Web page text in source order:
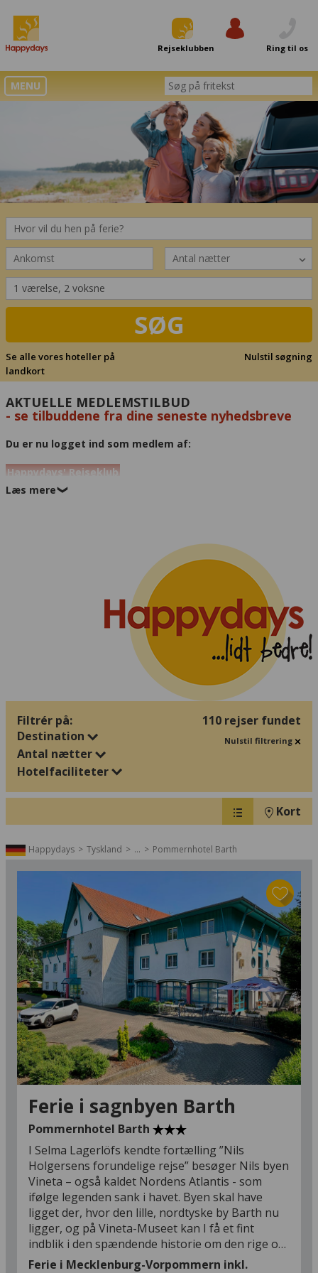
Rejseklubben Ring til os
MENU
SØG
Se alle vores hoteller på
landkort
Nulstil søgning
AKTUELLE MEDLEMSTILBUD
- se tilbuddene fra dine seneste nyhedsbreve
Du er nu logget ind som medlem af:
Happydays' Rejseklub
Rejserne genkender du måske fra vores seneste nyhedsbreve -
husk at slå til nu, for tilbuddene ophører løbende og i takt med
nyhedsbrevenes forfaldsdato.
Hold også øje med næste nyhedsbrev! Vi sender nye tilbud til
særlig lav medlemspris hver uge.
Læs mere❯
Filtrér på:
110 rejser fundet
Destination
Antal nætter
Hotelfaciliteter
Nulstil filtrering
Kort
Happydays Tyskland ... Pommernhotel Barth
Ferie i sagnbyen Barth
Pommernhotel Barth
I Selma Lagerlöfs kendte fortælling ”Nils
Holgersens forundelige rejse” besøger Nils byen
Vineta – også kaldet Nordens Atlantis - som
ifølge legenden sank i havet. Byen skal have
ligget der, hvor den lille, nordtyske by Barth nu
ligger, og på Vineta-Museet kan I få et fint
indblik i den spændende historie om den rige og
smukke by, der en gang hvert hundrede år
Ferie i Mecklenburg-Vorpommern inkl.